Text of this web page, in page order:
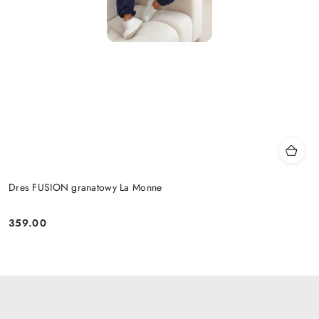
Dres FUSION granatowy La Monne
Cena:
359.00